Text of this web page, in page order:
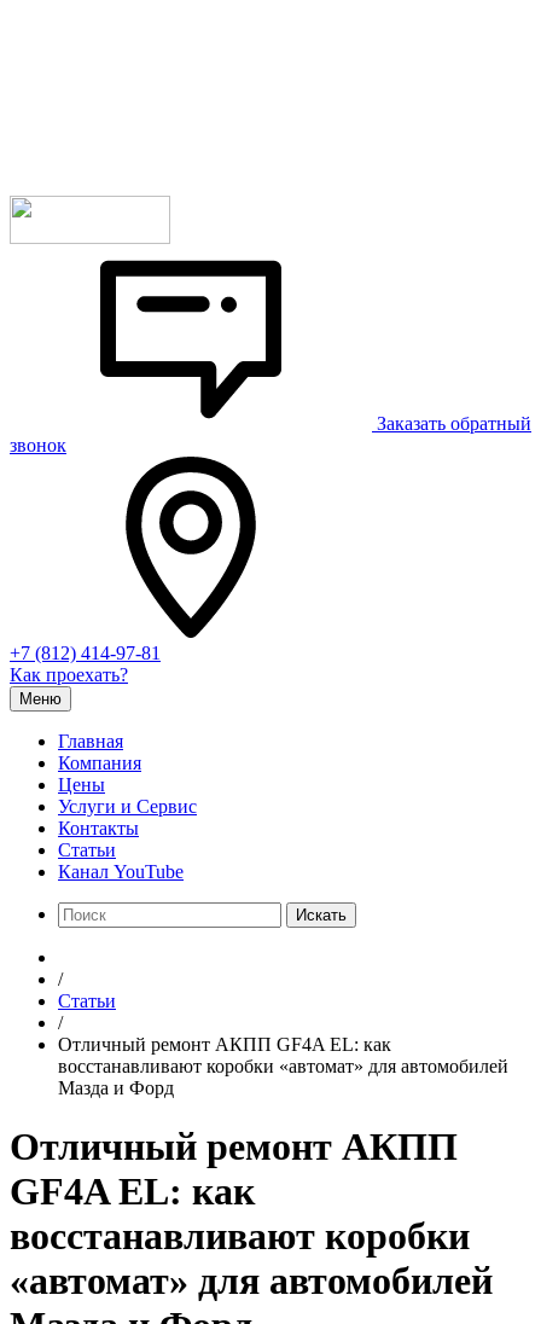
Заказать обратный
звонок
+7 (812) 414-97-81
Как проехать?
Меню
Главная
Компания
Цены
Услуги и Сервис
Контакты
Статьи
Канал YouTube
Искать
/
Статьи
/
Отличный ремонт АКПП GF4A EL: как
восстанавливают коробки «автомат» для автомобилей
Мазда и Форд
Отличный ремонт АКПП
GF4A EL: как
восстанавливают коробки
«автомат» для автомобилей